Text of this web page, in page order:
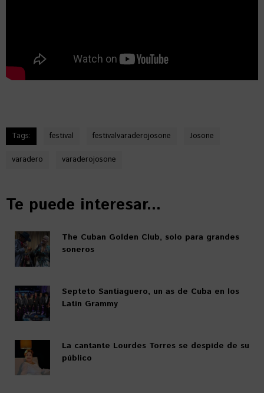
Tags: festival festivalvaraderojosone Josone
varadero varaderojosone
Te puede interesar...
The Cuban Golden Club, solo para grandes
soneros
Septeto Santiaguero, un as de Cuba en los
Latin Grammy
La cantante Lourdes Torres se despide de su
público